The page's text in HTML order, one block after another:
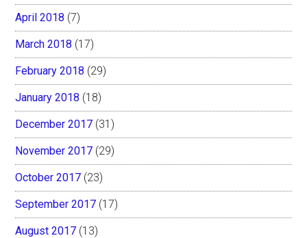
April 2018 (7)
March 2018 (17)
February 2018 (29)
January 2018 (18)
December 2017 (31)
November 2017 (29)
October 2017 (23)
September 2017 (17)
August 2017 (13)